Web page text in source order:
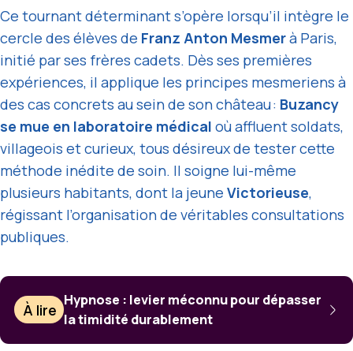
Ce tournant déterminant s’opère lorsqu’il intègre le
cercle des élèves de Franz Anton Mesmerà Paris,
initié par ses frères cadets. Dès ses premières
expériences, il applique les principes mesmeriens à
des cas concrets au sein de son château : Buzancy
se mue en laboratoire médical où affluent soldats,
villageois et curieux, tous désireux de tester cette
méthode inédite de soin. Il soigne lui-même
plusieurs habitants, dont la jeune Victorieuse,
régissant l’organisation de véritables consultations
publiques.
À lire
Hypnose : levier méconnu pour dépasser
la timidité durablement